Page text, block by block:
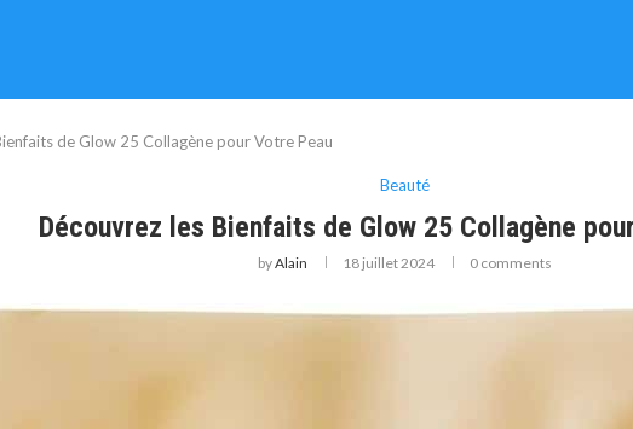
de Glow 25 Collagène pour Votre Peau
Beauté
Découvrez les Bienfaits de Glow 25 Collagène
byAlain 18 juillet 2024 0 comments